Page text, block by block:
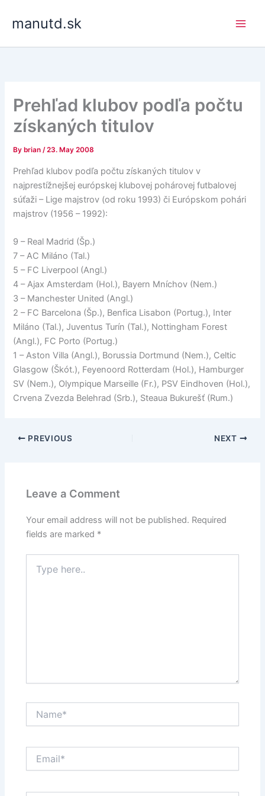
manutd.sk
Prehľad klubov podľa počtu
získaných titulov
By brian/23. May 2008
Prehľad klubov podľa počtu získaných titulov v
najprestížnejšej európskej klubovej pohárovej futbalovej
súťaži – Lige majstrov (od roku 1993) či Európskom pohári
majstrov (1956 – 1992):
9 – Real Madrid (Šp.)
7 – AC Miláno (Tal.)
5 – FC Liverpool (Angl.)
4 – Ajax Amsterdam (Hol.), Bayern Mníchov (Nem.)
3 – Manchester United (Angl.)
2 – FC Barcelona (Šp.), Benfica Lisabon (Portug.), Inter
Miláno (Tal.), Juventus Turín (Tal.), Nottingham Forest
(Angl.), FC Porto (Portug.)
1 – Aston Villa (Angl.), Borussia Dortmund (Nem.), Celtic
Glasgow (Škót.), Feyenoord Rotterdam (Hol.), Hamburger
SV (Nem.), Olympique Marseille (Fr.), PSV Eindhoven (Hol.),
Crvena Zvezda Belehrad (Srb.), Steaua Bukurešť (Rum.)
PREVIOUS NEXT
Leave a Comment
Your email address will not be published. Required
fields are marked *
here..